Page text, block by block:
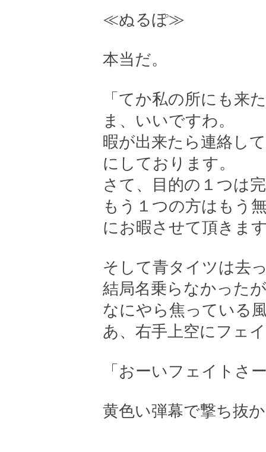
≪ぬるぽ≫
本当だ。
「てか私の所にも
ま、いいですわ。
暇が出来たら連絡し
にしております。
さて、目的の１つは
もう１つの方はもう
にお暇させて頂きま
そして青タイツは去
結局名乗らなかった
なにやら焦っている
あ、右手上空にフェ
「おーいフェイトさ
黄色い弾幕で撃ち抜